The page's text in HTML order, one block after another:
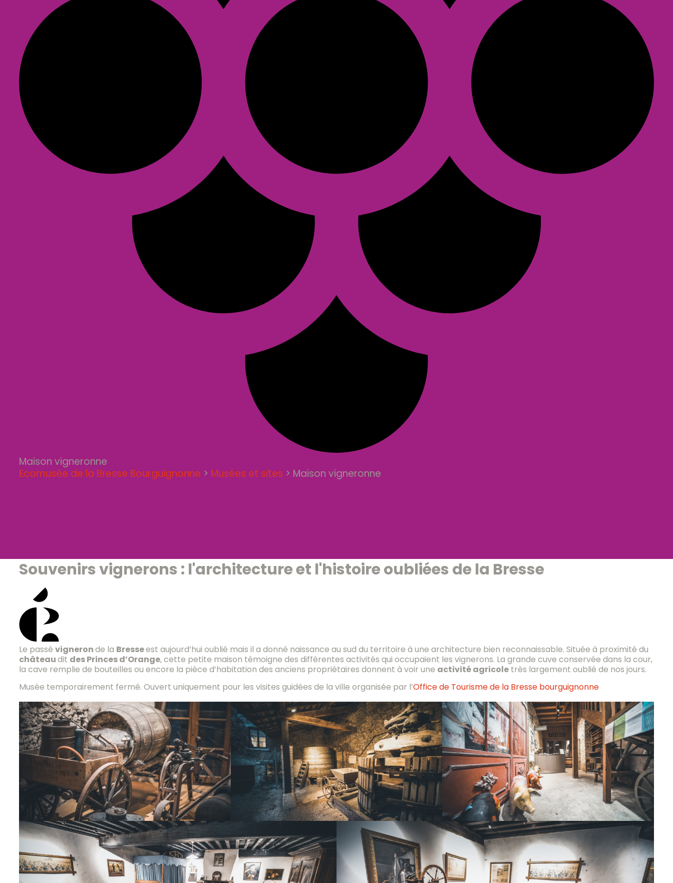
Maison vigneronne
Ecomusée de la Bresse Bourguignonne > Musées et sites > Maison vigneronne
Souvenirs vignerons : l'architecture et l'histoire oubliées de la Bresse
Le passé vigneronde la Bresseest aujourd’hui oublié mais il a donné naissance au sud du territoire à une architecture bien reconnaissable. Située à proximité du
châteaudit des Princes d’Orange, cette petite maison témoigne des différentes activités qui occupaient les vignerons. La grande cuve conservée dans la cour,
la cave remplie de bouteilles ou encore la pièce d’habitation des anciens propriétaires donnent à voir une activité agricoletrès largement oublié de nos jours.
Musée temporairement fermé. Ouvert uniquement pour les visites guidées de la ville organisée par l’Office de Tourisme de la Bresse bourguignonne